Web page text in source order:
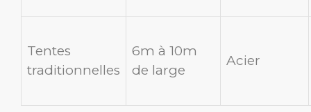
Tentes
traditionnelles
6m à 10m
de large
Acier